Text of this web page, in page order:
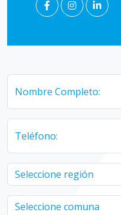
Nombre Completo:
Teléfono: